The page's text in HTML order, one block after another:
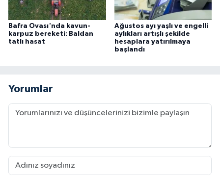
Bafra Ovası'nda kavun-
karpuz bereketi: Baldan
tatlı hasat
Ağustos ayı yaşlı ve engelli
aylıkları artışlı şekilde
hesaplara yatırılmaya
başlandı
Yorumlar